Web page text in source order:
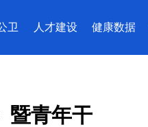
卫 人才建设 健康数据
暨青年干